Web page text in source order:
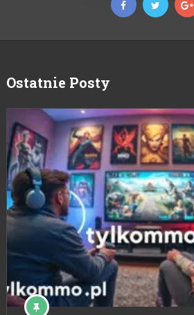
Ostatnie Posty